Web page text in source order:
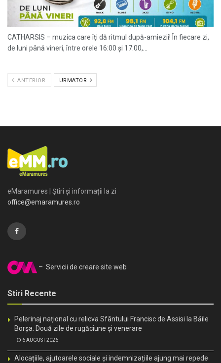
CATHARSIS – muzica care îți dă ritmul după-amiezii! În fiecare zi,
de luni până vineri, între orele 16:00 și 17:00,...
ANTERIOR URMATOR
eMaramures | Știri și informații la zi
office@emaramures.ro
– Servicii de creare site web
Stiri Recente
Pelerinaj național cu relicva Sfântului Francisc de Assisi la Băile
Borșa. Două zile de rugăciune și venerare
6 AUGUST 2026
Alocațiile, ajutoarele sociale și indemnizațiile ajung mai repede